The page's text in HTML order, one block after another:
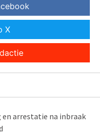
X
arrestatie na inbraak